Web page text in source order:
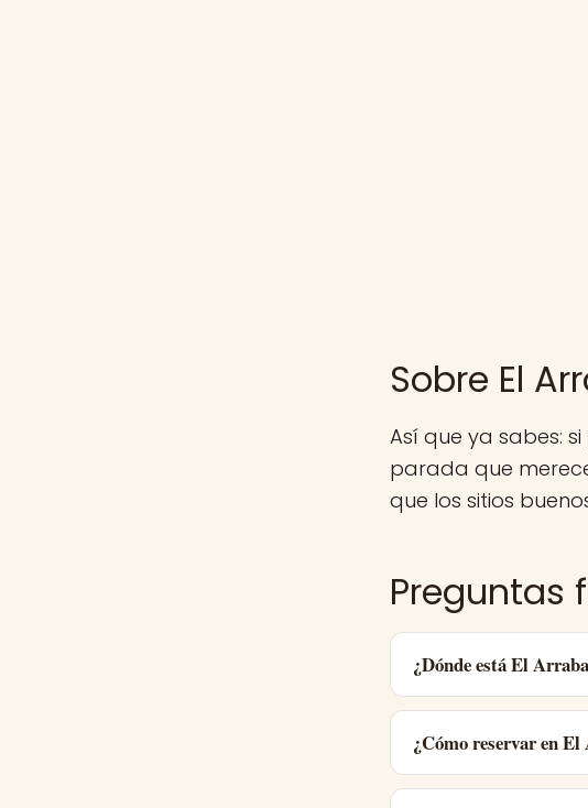
Sobre El
Así que ya sabes:
parada que
que los sitios
Preguntas
¿Dónde está El
¿Cómo reservar en